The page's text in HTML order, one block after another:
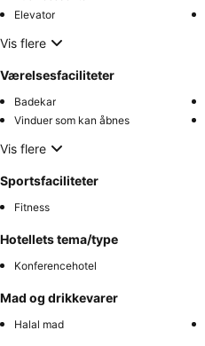
Elevator
Vis flere
Værelsesfaciliteter
Badekar
Vinduer som kan åbnes
Vis flere
Sportsfaciliteter
Fitness
Hotellets tema/type
Konferencehotel
Mad og drikkevarer
Halal mad